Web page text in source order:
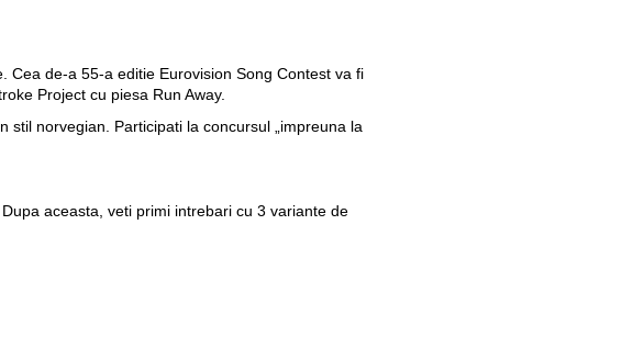
Cea de-a 55-a editie Eurovision Song Contest va fi
Project cu piesa Run Away.
norvegian. Participati la concursul „impreuna la
. Dupa aceasta, veti primi intrebari cu 3 variante de